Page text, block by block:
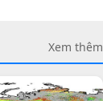
Xem thêm